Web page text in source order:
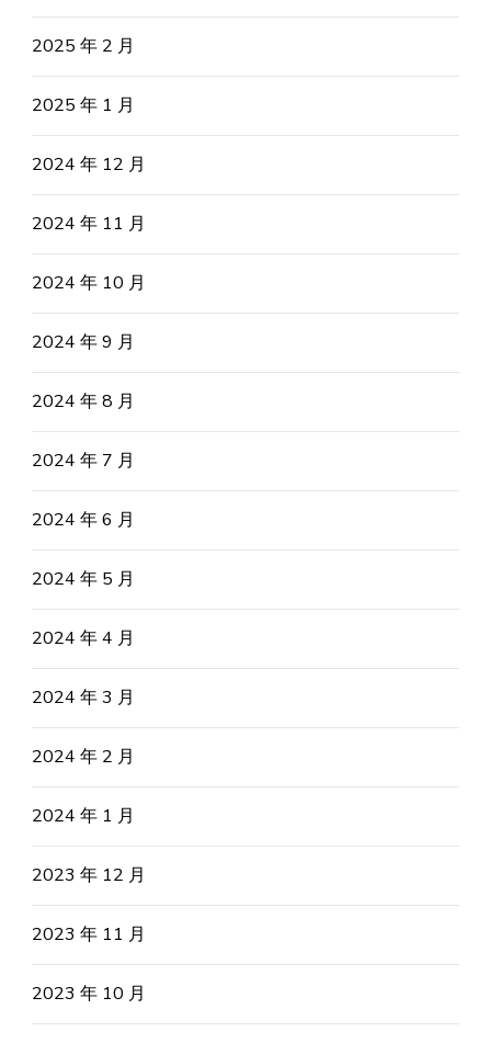
2025 年 2 月
2025 年 1 月
2024 年 12 月
2024 年 11 月
2024 年 10 月
2024 年 9 月
2024 年 8 月
2024 年 7 月
2024 年 6 月
2024 年 5 月
2024 年 4 月
2024 年 3 月
2024 年 2 月
2024 年 1 月
2023 年 12 月
2023 年 11 月
2023 年 10 月